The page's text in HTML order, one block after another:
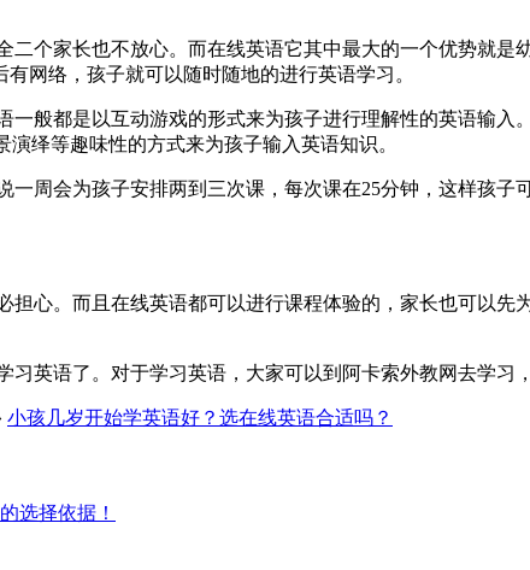
个家长也不放心。而在线英语它其中最大的一个优势就是
网络，孩子就可以随时随地的进行英语学习。
般都是以互动游戏的形式来为孩子进行理解性的英语输入
绎等趣味性的方式来为孩子输入英语知识。
周会为孩子安排两到三次课，每次课在25分钟，这样孩
心。而且在线英语都可以进行课程体验的，家长也可以先
英语了。对于学习英语，大家可以到阿卡索外教网去学习
小孩几岁开始学英语好？选在线英语合适吗？
选择依据！